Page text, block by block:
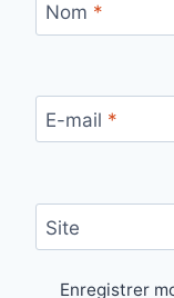
Nom *
E-mail *
Site
Enregistrer